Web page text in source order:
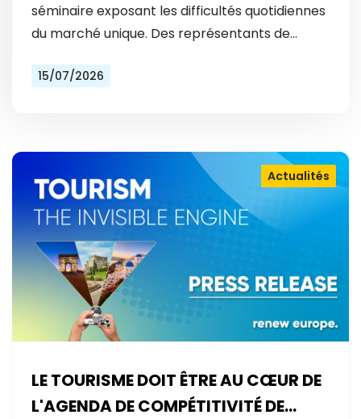
séminaire exposant les difficultés quotidiennes
du marché unique. Des représentants de
auxquels ils font face tous les…
15/07/2026
LE TOURISME DOIT ÊTRE AU CŒUR DE
L'AGENDA DE COMPÉTITIVITÉ DE
Actualités